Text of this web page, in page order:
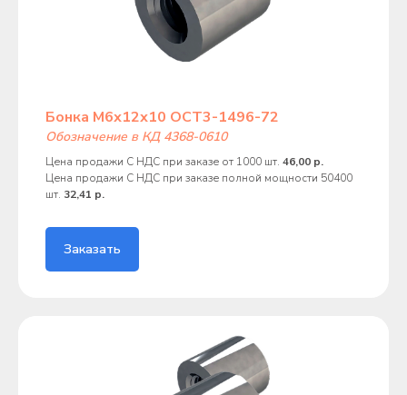
Бонка М6х12х10 ОСТ3-1496-72
Обозначение в КД 4368-0610
Цена продажи С НДС при заказе от 1000 шт. 46,00 р.
Цена продажи С НДС при заказе полной мощности 50400
шт. 32,41 р.
Заказать